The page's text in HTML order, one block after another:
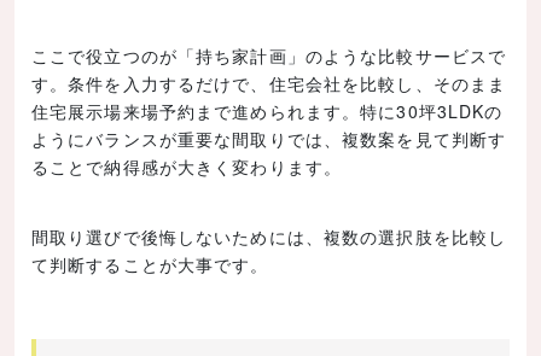
ここで役立つのが「持ち家計画」のような比較サービスで
す。条件を入力するだけで、住宅会社を比較し、そのまま
住宅展示場来場予約まで進められます。特に30坪3LDKの
ようにバランスが重要な間取りでは、複数案を見て判断す
ることで納得感が大きく変わります。
間取り選びで後悔しないためには、複数の選択肢を比較し
て判断することが大事です。